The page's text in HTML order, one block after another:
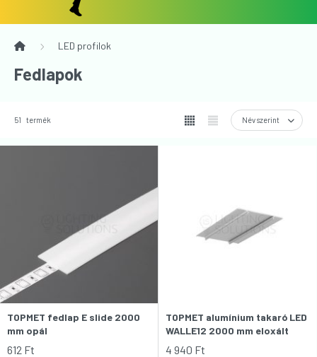
LED profilok
Fedlapok
51 termék
TOPMET fedlap E slide 2000
mm opál
612 Ft
TOPMET alumínium takaró LED
WALLE12 2000 mm eloxált
4 940 Ft